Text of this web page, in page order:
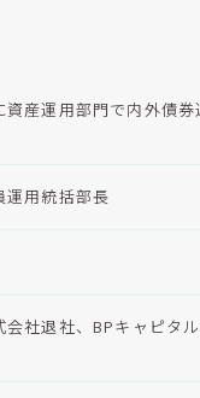
産運用部門で内外債券
運用統括部長
社退社、BPキャピタ